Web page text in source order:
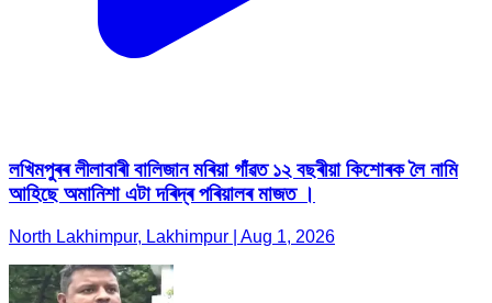
লখিমপুৰৰ লীলাবাৰী বালিজান মৰিয়া গাঁৱত ১২ বছৰীয়া কিশোৰক লৈ নামি
আহিছে অমানিশা এটা দৰিদ্ৰ পৰিয়ালৰ মাজত ।
North Lakhimpur, Lakhimpur | Aug 1, 2026